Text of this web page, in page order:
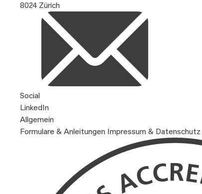
8024 Zürich
Social
LinkedIn
Allgemein
Formulare & Anleitungen Impressum & Datenschutz